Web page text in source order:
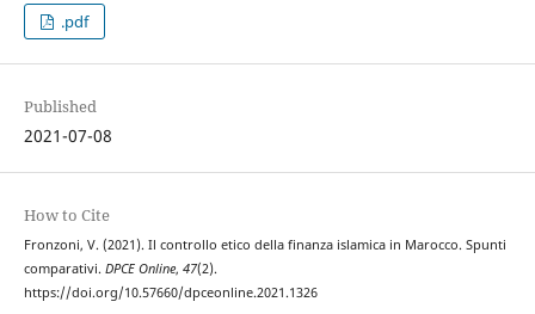
.pdf
Published
2021-07-08
How to Cite
Fronzoni, V. (2021). Il controllo etico della finanza islamica in Marocco. Spunti
comparativi. DPCE Online, 47(2).
https://doi.org/10.57660/dpceonline.2021.1326